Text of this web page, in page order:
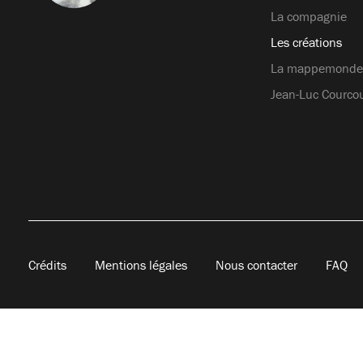
La compagnie
Les créations
La mappemonde
Jean-Luc
Crédits Mentions légales Nous contacter FAQ